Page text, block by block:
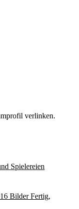
verlinken.
Spielereien
Bilder Fertig,